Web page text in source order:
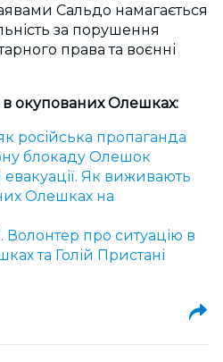
Сальдо намагається
за порушення
права та воєнні
окупованих Олешках:
російська пропаганда
блокаду Олешок
Як виживають
Олешках на
Волонтер про ситуацію в
та Голій Пристані